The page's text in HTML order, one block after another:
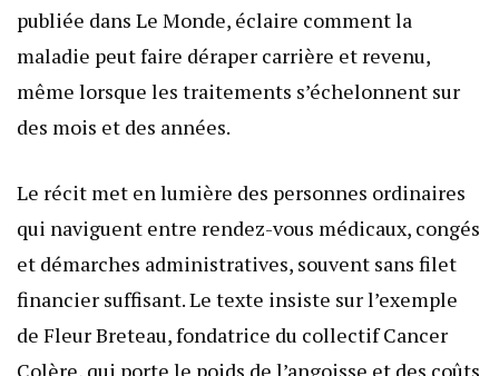
publiée dans Le Monde, éclaire comment la
maladie peut faire déraper carrière et revenu,
même lorsque les traitements s’échelonnent sur
des mois et des années.
Le récit met en lumière des personnes ordinaires
qui naviguent entre rendez-vous médicaux, congés
et démarches administratives, souvent sans filet
financier suffisant. Le texte insiste sur l’exemple
de Fleur Breteau, fondatrice du collectif Cancer